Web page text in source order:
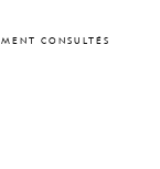
RÉCEMMENT CONSULTÉS